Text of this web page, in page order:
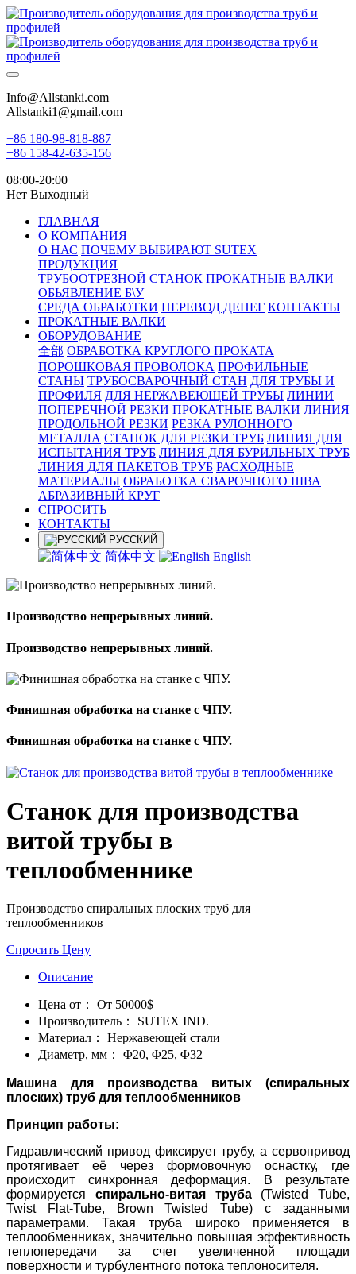
Info@Allstanki.com
Allstanki1@gmail.com
+86 180-98-818-887
+86 158-42-635-156
08:00-20:00
Нет Выходный
ГЛАВНАЯ
О КОМПАНИЯ
О НАС ПОЧЕМУ ВЫБИРАЮТ SUTEX
ПРОДУКЦИЯ
ТРУБООТРЕЗНОЙ СТАНОК ПРОКАТНЫЕ ВАЛКИ
ОБЬЯВЛЕНИЕ Б\У
СРЕДА ОБРАБОТКИ ПЕРЕВОД ДЕНЕГ КОНТАКТЫ
ПРОКАТНЫЕ ВАЛКИ
ОБОРУДОВАНИЕ
全部 ОБРАБОТКА КРУГЛОГО ПРОКАТА
ПОРОШКОВАЯ ПРОВОЛОКА ПРОФИЛЬНЫЕ
СТАНЫ ТРУБОСВАРОЧНЫЙ СТАН ДЛЯ ТРУБЫ И
ПРОФИЛЯ ДЛЯ НЕРЖАВЕЮЩЕЙ ТРУБЫ ЛИНИИ
ПОПЕРЕЧНОЙ РЕЗКИ ПРОКАТНЫЕ ВАЛКИ ЛИНИЯ
ПРОДОЛЬНОЙ РЕЗКИ РЕЗКА РУЛОННОГО
МЕТАЛЛА СТАНОК ДЛЯ РЕЗКИ ТРУБ ЛИНИЯ ДЛЯ
ИСПЫТАНИЯ ТРУБ ЛИНИЯ ДЛЯ БУРИЛЬНЫХ ТРУБ
ЛИНИЯ ДЛЯ ПАКЕТОВ ТРУБ РАСХОДНЫЕ
МАТЕРИАЛЫ OБРАБОТКА СВАРОЧНОГО ШВА
АБРАЗИВНЫЙ КРУГ
СПРОСИТЬ
КОНТАКТЫ
РУССКИЙ
简体中文 English
Производство непрерывных линий.
Производство непрерывных линий.
Финишная обработка на станке с ЧПУ.
Финишная обработка на станке с ЧПУ.
Станок для производства
витой трубы в
теплообменнике
Производство спиральных плоских труб для
теплообменников
Спросить Цену
Описание
Цена от：
От 50000$
Производитель：
SUTEX IND.
Материал：
Нержавеющей стали
Диаметр, мм：
Φ20, Φ25, Φ32
Машина для производства витых (спиральных
плоских) труб для теплообменников
Принцип работы:
Гидравлический привод фиксирует трубу, а сервопривод
протягивает её через формовочную оснастку, где
происходит синхронная деформация. В результате
формируется спирально-витая труба(Twisted Tube,
Twist Flat-Tube, Brown Twisted Tube) с заданными
параметрами. Такая труба широко применяется в
теплообменниках, значительно повышая эффективность
теплопередачи за счет увеличенной площади
поверхности и турбулентного потока теплоносителя.